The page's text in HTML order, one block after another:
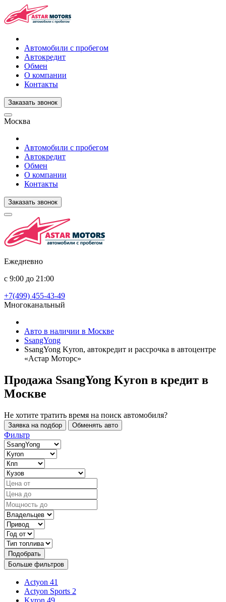
Автомобили с пробегом
Автокредит
Обмен
О компании
Контакты
Заказать звонок
Москва
Автомобили с пробегом
Автокредит
Обмен
О компании
Контакты
Заказать звонок
Ежедневно
с 9:00 до 21:00
+7(499) 455-43-49
Многоканальный
Авто в наличии в Москве
SsangYong
SsangYong Kyron, автокредит и рассрочка в автоцентре
«Астар Моторс»
Продажа SsangYong Kyron в кредит в
Москве
Не хотите тратить время на поиск автомобиля?
Заявка на подбор Обменять авто
Фильтр
Подобрать
Больше фильтров
Actyon 41
Actyon Sports 2
Kyron 49